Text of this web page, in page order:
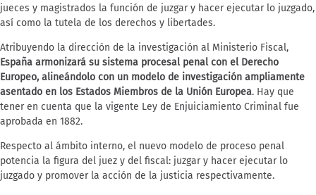
jueces y magistrados la función de juzgar y hacer ejecutar lo juzgado,
así como la tutela de los derechos y libertades.
Atribuyendo la dirección de la investigación al Ministerio Fiscal,
España armonizará su sistema procesal penal con el Derecho
Europeo, alineándolo con un modelo de investigación ampliamente
asentado en los Estados Miembros de la Unión Europea. Hay que
tener en cuenta que la vigente Ley de Enjuiciamiento Criminal fue
aprobada en 1882.
Respecto al ámbito interno, el nuevo modelo de proceso penal
potencia la figura del juez y del fiscal: juzgar y hacer ejecutar lo
juzgado y promover la acción de la justicia respectivamente.